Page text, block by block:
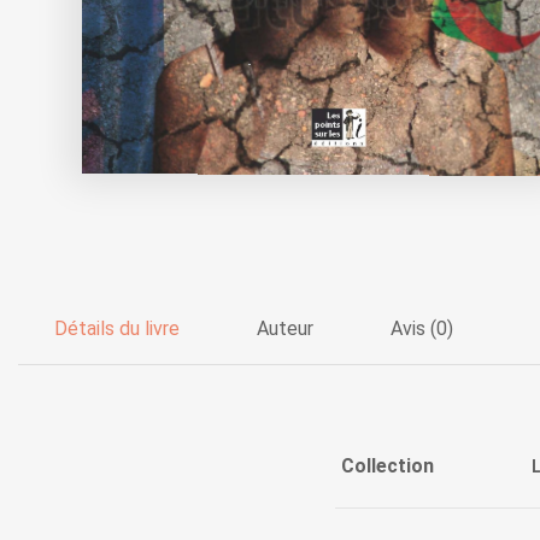
Détails du livre Auteur Avis (0)
Collection